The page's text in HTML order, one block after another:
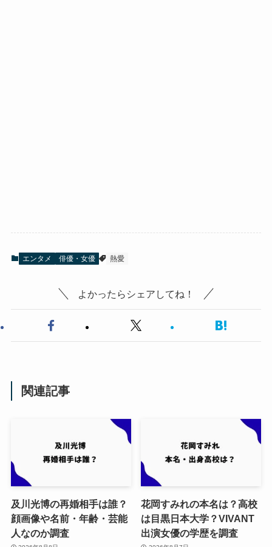
エンタメ 俳優・女優 熱愛
よかったらシェアしてね！
関連記事
及川光博の再婚相手は誰？
顔画像や名前・年齢・芸能
人なのか調査
花岡すみれの本名は？高校
は目黒日本大学？VIVANT
出演女優の学歴を調査